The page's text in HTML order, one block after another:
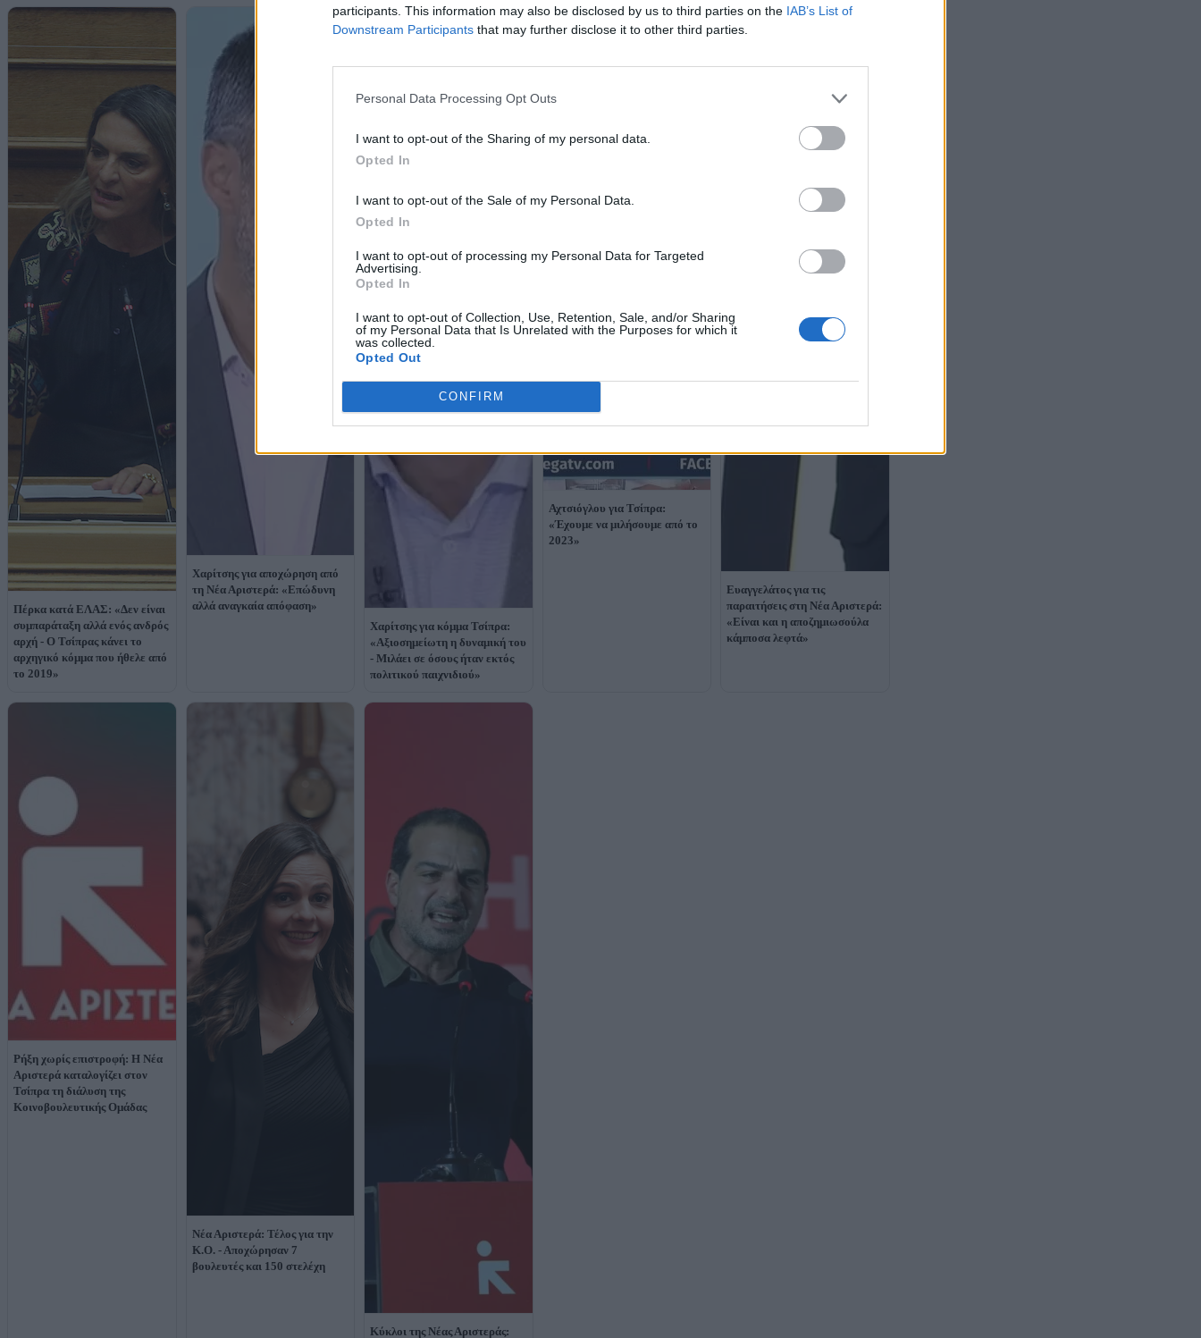
participants. This information may also be disclosed by us to third parties on the IAB’s List of
Downstream Participants that may further disclose it to other third parties.
Personal Data Processing Opt Outs
I want to opt-out of the Sharing of my personal data.
Opted In
I want to opt-out of the Sale of my Personal Data.
Opted In
I want to opt-out of processing my Personal Data for Targeted
Advertising.
Opted In
I want to opt-out of Collection, Use, Retention, Sale, and/or Sharing
of my Personal Data that Is Unrelated with the Purposes for which it
was collected.
Opted Out
CONFIRM
Πέρκα κατά ΕΛΑΣ: «Δεν είναι
συμπαράταξη αλλά ενός ανδρός
αρχή - Ο Τσίπρας κάνει το
αρχηγικό κόμμα που ήθελε από
το 2019»
Χαρίτσης για αποχώρηση από
τη Νέα Αριστερά: «Επώδυνη
αλλά αναγκαία απόφαση»
Χαρίτσης για κόμμα Τσίπρα:
«Αξιοσημείωτη η δυναμική του
- Μιλάει σε όσους ήταν εκτός
πολιτικού παιχνιδιού»
Αχτσιόγλου για Τσίπρα:
«Έχουμε να μιλήσουμε από το
2023»
Ευαγγελάτος για τις
παραιτήσεις στη Νέα Αριστερά:
«Είναι και η αποζημιωσούλα
κάμποσα λεφτά»
Ρήξη χωρίς επιστροφή: Η Νέα
Αριστερά καταλογίζει στον
Τσίπρα τη διάλυση της
Κοινοβουλευτικής Ομάδας
Νέα Αριστερά: Τέλος για την
Κ.Ο. - Αποχώρησαν 7
βουλευτές και 150 στελέχη
Κύκλοι της Νέας Αριστεράς: